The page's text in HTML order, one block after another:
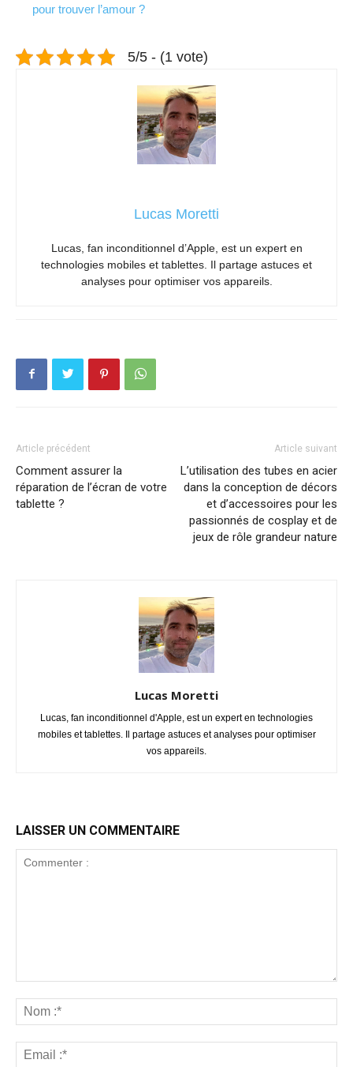
pour trouver l’amour ?
5/5 - (1 vote)
Lucas Moretti
Lucas, fan inconditionnel d’Apple, est un expert en
technologies mobiles et tablettes. Il partage astuces et
analyses pour optimiser vos appareils.
Article précédent
Comment assurer la
réparation de l’écran de votre
tablette ?
Article suivant
L’utilisation des tubes en acier
dans la conception de décors
et d’accessoires pour les
passionnés de cosplay et de
jeux de rôle grandeur nature
Lucas Moretti
Lucas, fan inconditionnel d'Apple, est un expert en technologies
mobiles et tablettes. Il partage astuces et analyses pour optimiser
vos appareils.
LAISSER UN COMMENTAIRE